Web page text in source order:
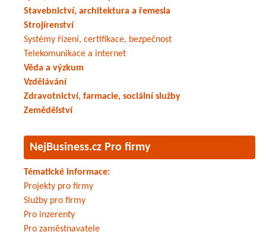
Stavebnictví, architektura a řemesla
Strojírenství
Systémy řízení, certifikace, bezpečnost
Telekomunikace a internet
Věda a výzkum
Vzdělávání
Zdravotnictví, farmacie, sociální služby
Zemědělství
NejBusiness.cz Pro firmy
Tématické informace:
Projekty pro firmy
Služby pro firmy
Pro inzerenty
Pro zaměstnavatele